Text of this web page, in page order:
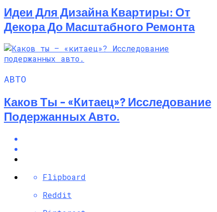
Идеи Для Дизайна Квартиры: От
Декора До Масштабного Ремонта
АВТО
Каков Ты – «китаец»? Исследование
Подержанных Авто.
Flipboard
Reddit